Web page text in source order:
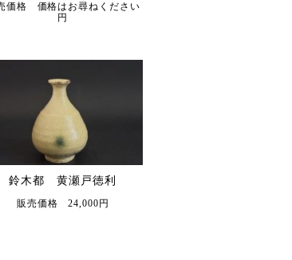
価格 価格はお尋ねください
円
鈴木都 黄瀬戸徳利
販売価格 24,000円